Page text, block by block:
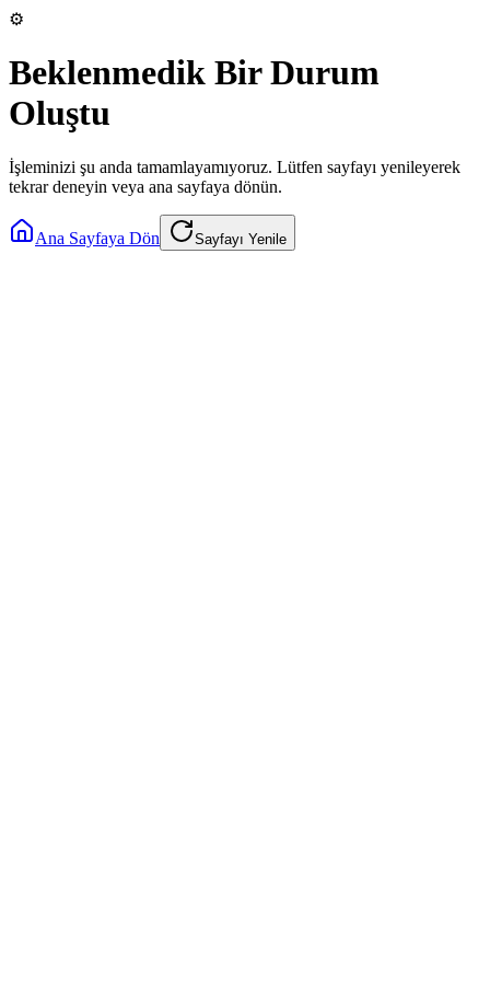
⚙️
Beklenmedik Bir Durum
Oluştu
İşleminizi şu anda tamamlayamıyoruz. Lütfen sayfayı yenileyerek
tekrar deneyin veya ana sayfaya dönün.
Ana Sayfaya Dön Sayfayı Yenile